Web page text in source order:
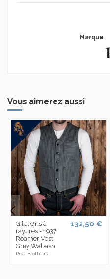
Marque
Vous aimerez aussi
Gilet Gris à
rayures - 1937
Roamer Vest
Grey Wabash
Pike Brothers
132,50 €